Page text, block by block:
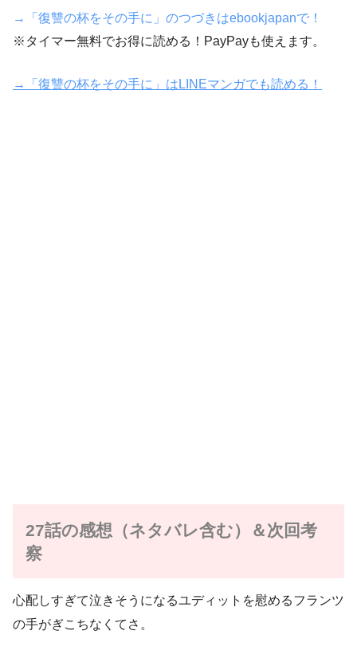
→「復讐の杯をその手に」のつづきはebookjapanで！
※タイマー無料でお得に読める！PayPayも使えます。
→「復讐の杯をその手に」はLINEマンガでも読める！
27話の感想（ネタバレ含む）＆次回考
察
心配しすぎて泣きそうになるユディットを慰めるフランツ
の手がぎこちなくてさ。